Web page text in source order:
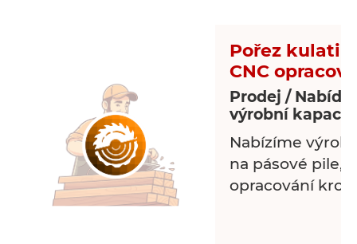
Pořez
CNC
Prodej /
výrobní
Nabízíme
na pásové pile,
opracování